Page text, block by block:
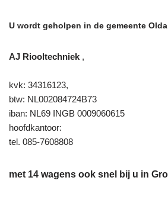
U wordt geholpen in de gemeente
AJ Riooltechniek ,
kvk: 34316123,
btw: NL002084724B73
iban: NL69 INGB 0009060615
hoofdkantoor:
tel. 085-7608808
met 14 wagens ook snel bij u in